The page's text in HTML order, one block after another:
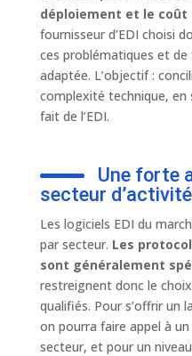
déploiement et le coût
fournisseur d’EDI choisi
ces problématiques et
adaptée. L’objectif :
complexité technique, en
fait de l’EDI.
Une forte
secteur d’activité
Les logiciels EDI du
par secteur. Les
sont généralement
restreignent donc le
qualifiés. Pour s’offrir un
on pourra faire appel à
secteur, et pour un